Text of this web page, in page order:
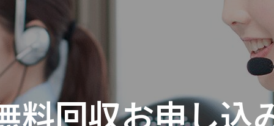
料回収お申し込